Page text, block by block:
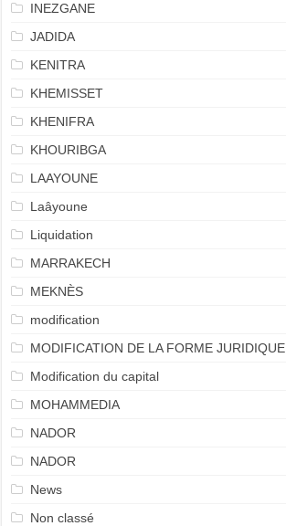
INEZGANE
JADIDA
KENITRA
KHEMISSET
KHENIFRA
KHOURIBGA
LAAYOUNE
Laâyoune
Liquidation
MARRAKECH
MEKNÈS
modification
MODIFICATION DE LA FORME JURIDIQUE
Modification du capital
MOHAMMEDIA
NADOR
NADOR
News
Non classé